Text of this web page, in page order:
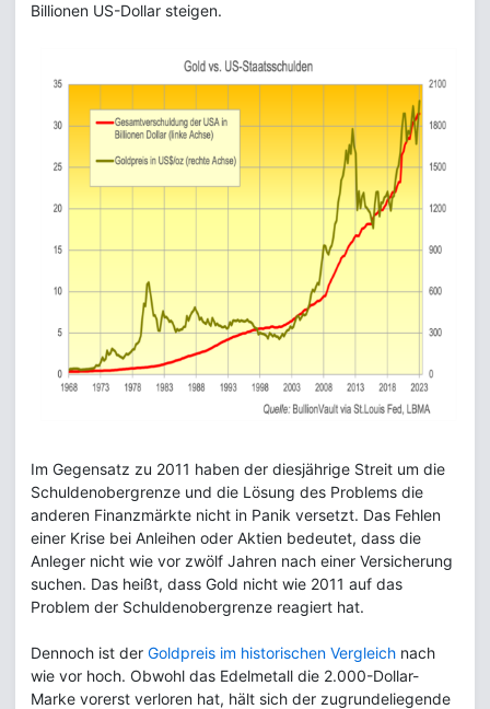
Billionen US-Dollar steigen.
Im Gegensatz zu 2011 haben der diesjährige Streit um die
Schuldenobergrenze und die Lösung des Problems die
anderen Finanzmärkte nicht in Panik versetzt. Das Fehlen
einer Krise bei Anleihen oder Aktien bedeutet, dass die
Anleger nicht wie vor zwölf Jahren nach einer Versicherung
suchen. Das heißt, dass Gold nicht wie 2011 auf das
Problem der Schuldenobergrenze reagiert hat.
Dennoch ist der Goldpreis im historischen Vergleich nach
wie vor hoch. Obwohl das Edelmetall die 2.000-Dollar-
Marke vorerst verloren hat, hält sich der zugrundeliegende